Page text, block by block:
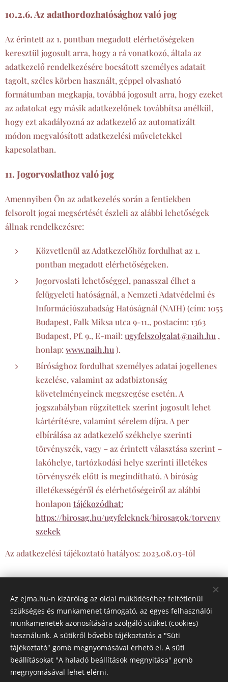
10.2.6. Az adathordozhatósághoz való jog
Az érintett az 1. pontban megadott elérhetőségeken
keresztül jogosult arra, hogy a rá vonatkozó, általa az
adatkezelő rendelkezésére bocsátott személyes adatait
tagolt, széles körben használt, géppel olvasható
formátumban megkapja, továbbá jogosult arra, hogy ezeket
az adatokat egy másik adatkezelőnek továbbítsa anélkül,
hogy ezt akadályozná az adatkezelő az automatizált
módon megvalósított adatkezelési műveletekkel
kapcsolatban.
11. Jogorvoslathoz való jog
Amennyiben Ön az adatkezelés során a fentiekben
felsorolt jogai megsértését észleli az alábbi lehetőségek
állnak rendelkezésre:
Közvetlenül az Adatkezelőhöz fordulhat az 1.
pontban megadott elérhetőségeken.
Jogorvoslati lehetőséggel, panasszal élhet a
felügyeleti hatóságnál, a Nemzeti Adatvédelmi és
Információszabadság Hatóságnál (NAIH) (cím: 1055
Budapest, Falk Miksa utca 9-11., postacím: 1363
Budapest, Pf. 9., E-mail:ugyfelszolgalat@naih.hu ,
honlap:www.naih.hu ).
Bírósághoz fordulhat személyes adatai jogellenes
kezelése, valamint az adatbiztonság
követelményeinek megszegése esetén. A
jogszabályban rögzítettek szerint jogosult lehet
kártérítésre, valamint sérelem díjra. A per
elbírálása az adatkezelő székhelye szerinti
törvényszék, vagy – az érintett választása szerint –
lakóhelye, tartózkodási helye szerinti illetékes
törvényszék előtt is megindítható. A bíróság
illetékességéről és elérhetőségeiről az alábbi
honlapon tájékozódhat:
https://birosag.hu/ugyfeleknek/birosagok/torveny
szekek
Az adatkezelési tájékoztató hatályos: 2023.08.03-tól
Ejma Consultant Kft.
adatvedelem@ejma.hu+36 30 300 3333
Hírlevél feliratkozás Konzultáci
Az ejma.hu-n kizárólag az oldal működéséhez feltétlenül
szükséges és munkamenet támogató, az egyes felhasználói
munkamenetek azonosítására szolgáló sütiket (cookies)
használunk. A sütikről bővebb tájékoztatás a "Süti
tájékoztató" gomb megnyomásával érhető el. A süti
beállításokat "A haladó beállítások megnyitása" gomb
megnyomásával lehet elérni.